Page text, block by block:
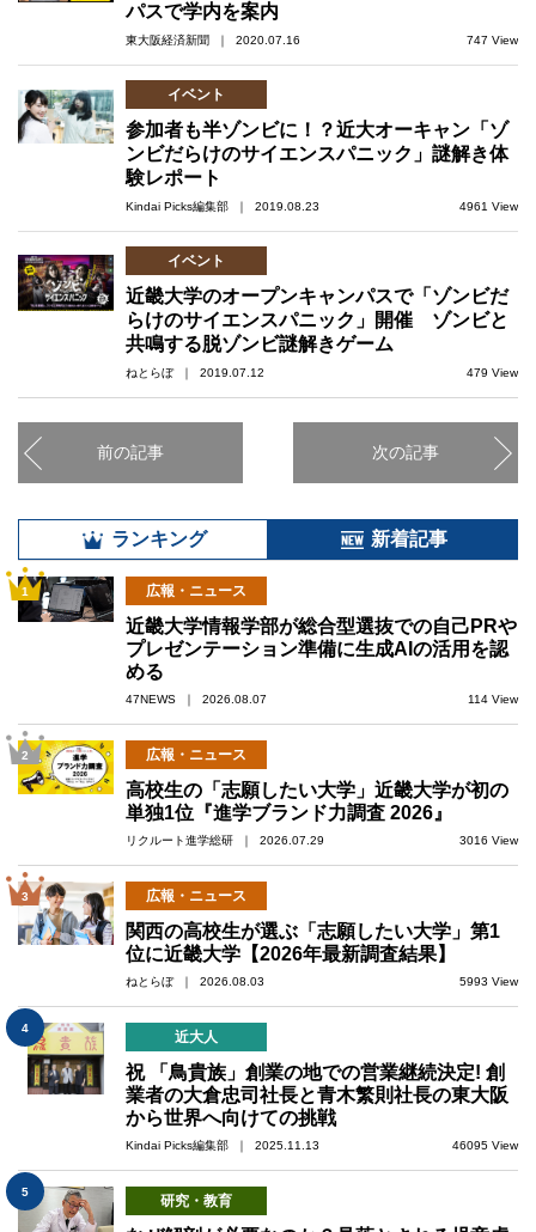
パスで学内を案内
東大阪経済新聞 ｜ 2020.07.16 747 View
イベント
参加者も半ゾンビに！？近大オーキャン「ゾ
ンビだらけのサイエンスパニック」謎解き体
験レポート
Kindai Picks編集部 ｜ 2019.08.23 4961 View
イベント
近畿大学のオープンキャンパスで「ゾンビだ
らけのサイエンスパニック」開催 ゾンビと
共鳴する脱ゾンビ謎解きゲーム
ねとらぼ ｜ 2019.07.12 479 View
前の記事 次の記事
ランキング 新着記事
1 広報・ニュース
近畿大学情報学部が総合型選抜での自己PRや
プレゼンテーション準備に生成AIの活用を認
める
47NEWS ｜ 2026.08.07 114 View
2 広報・ニュース
高校生の「志願したい大学」近畿大学が初の
単独1位『進学ブランド力調査 2026』
リクルート進学総研 ｜ 2026.07.29 3016 View
3 広報・ニュース
関西の高校生が選ぶ「志願したい大学」第1
位に近畿大学【2026年最新調査結果】
ねとらぼ ｜ 2026.08.03 5993 View
4
近大人
祝 「鳥貴族」創業の地での営業継続決定! 創
業者の大倉忠司社長と青木繁則社長の東大阪
から世界へ向けての挑戦
Kindai Picks編集部 ｜ 2025.11.13 46095 View
5
研究・教育